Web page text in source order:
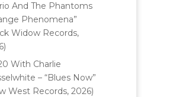
And The Phantoms
Phenomena”
Widow Records,
With Charlie
– “Blues Now”
West Records, 2026)